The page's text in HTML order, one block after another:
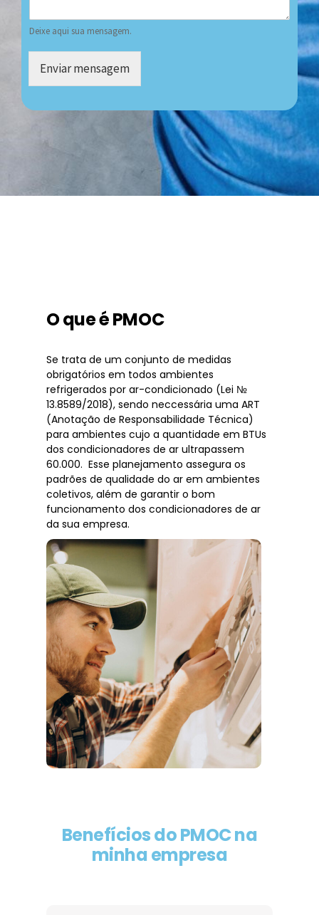
Deixe aqui sua mensagem.
Enviar mensagem
O que é PMOC
Se trata de um conjunto de medidas
obrigatórios em todos ambientes
refrigerados por ar-condicionado (Lei №
13.8589/2018), sendo neccessária uma ART
(Anotação de Responsabilidade Técnica)
para ambientes cujo a quantidade em BTUs
dos condicionadores de ar ultrapassem
60.000. Esse planejamento assegura os
padrões de qualidade do ar em ambientes
coletivos, além de garantir o bom
funcionamento dos condicionadores de ar
da sua empresa.
Benefícios do PMOC na
minha empresa